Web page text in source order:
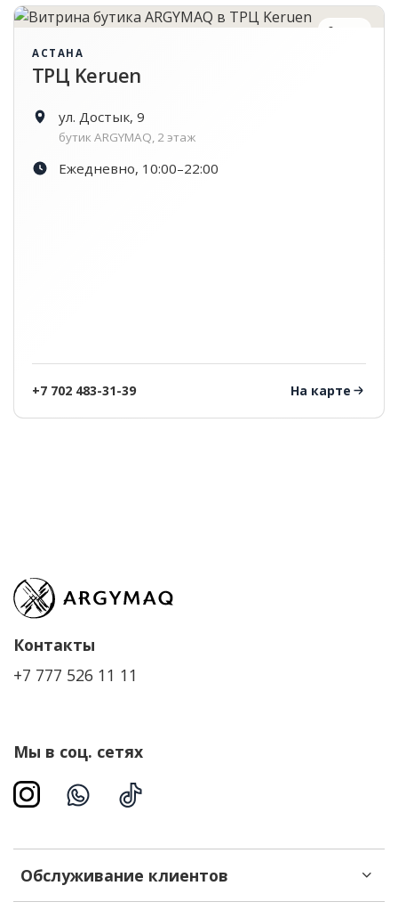
2 этаж
АСТАНА
ТРЦ Keruen
ул. Достык, 9
бутик ARGYMAQ, 2 этаж
Ежедневно, 10:00–22:00
+7 702 483-31-39 На карте
Обслуживание клиентов
Контакты
+7 777 526 11 11
Мы в соц. сетях